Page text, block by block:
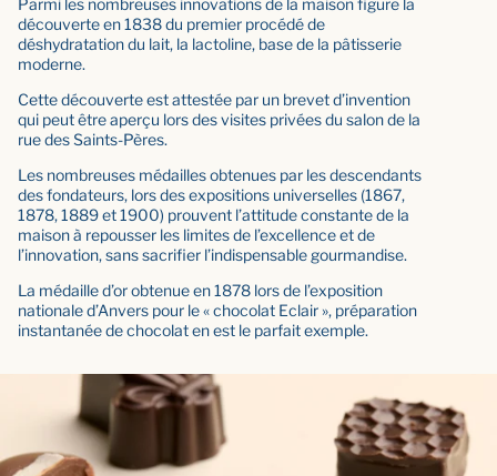
Parmi les nombreuses innovations de la maison figure la
découverte en 1838 du premier procédé de
déshydratation du lait, la lactoline, base de la pâtisserie
moderne.
Cette découverte est attestée par un brevet d’invention
qui peut être aperçu lors des visites privées du salon de la
rue des Saints-Pères.
Les nombreuses médailles obtenues par les descendants
des fondateurs, lors des expositions universelles (1867,
1878, 1889 et 1900) prouvent l’attitude constante de la
maison à repousser les limites de l’excellence et de
l’innovation, sans sacrifier l’indispensable gourmandise.
La médaille d’or obtenue en 1878 lors de l’exposition
nationale d’Anvers pour le « chocolat Eclair », préparation
instantanée de chocolat en est le parfait exemple.